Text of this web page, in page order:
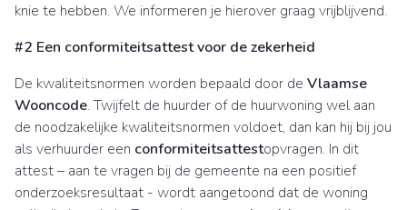
knie te hebben. We informeren je hierover graag vrijblijvend.
#2 Een conformiteitsattest voor de zekerheid
De kwaliteitsnormen worden bepaald door de Vlaamse
Wooncode. Twijfelt de huurder of de huurwoning wel aan
de noodzakelijke kwaliteitsnormen voldoet, dan kan hij bij jou
als verhuurder een conformiteitsattestopvragen. In dit
attest – aan te vragen bij de gemeente na een positief
onderzoeksresultaat - wordt aangetoond dat de woning